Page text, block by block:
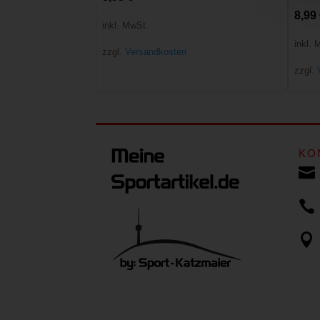
inkl. MwSt.
zzgl. Versandkosten
8,99
inkl.
zzgl.


